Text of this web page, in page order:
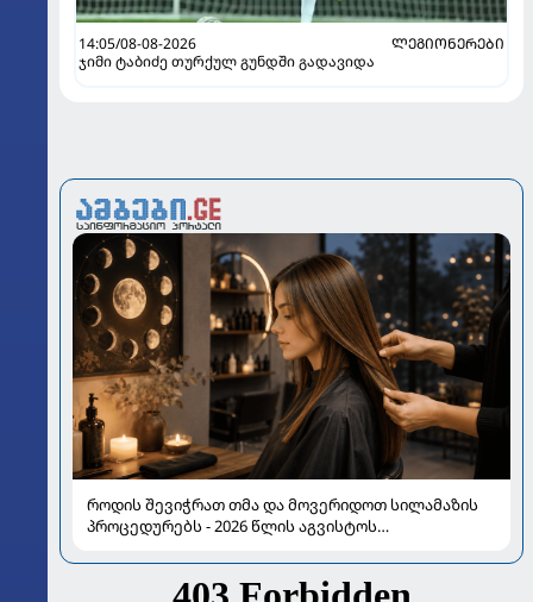
14:05/08-08-2026
ᲚᲔᲒᲘᲝᲜᲔᲠᲔᲑᲘ
ჯიმი ტაბიძე თურქულ გუნდში გადავიდა
როდის შევიჭრათ თმა და მოვერიდოთ სილამაზის
პროცედურებს - 2026 წლის აგვისტოს